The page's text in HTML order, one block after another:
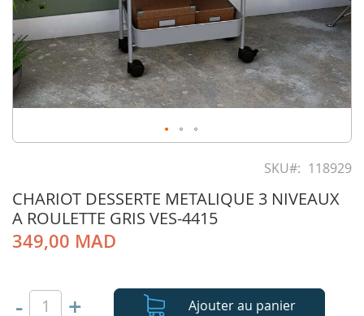
SKU 118929
CHARIOT DESSERTE METALIQUE 3 NIVEAUX
A ROULETTE GRIS VES-4415
349,00 MAD
- + Ajouter au panier
beginning
of
the
images